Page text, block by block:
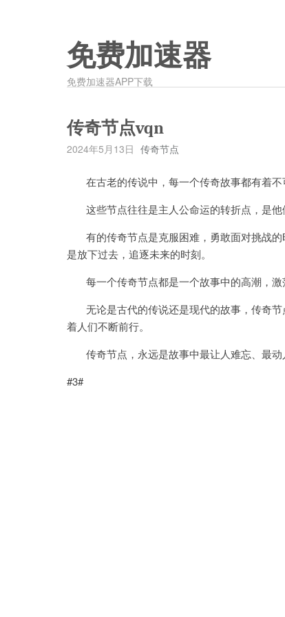
免费加速器
免费加速器APP下载
传奇节点vqn
2024年5月13日 传奇节点
在古老的传说中，每一个传奇故事都有着不
这些节点往往是主人公命运的转折点，是他
有的传奇节点是克服困难，勇敢面对挑战的
是放下过去，追逐未来的时刻。
每一个传奇节点都是一个故事中的高潮，激
无论是古代的传说还是现代的故事，传奇节
着人们不断前行。
传奇节点，永远是故事中最让人难忘、最动
#3#